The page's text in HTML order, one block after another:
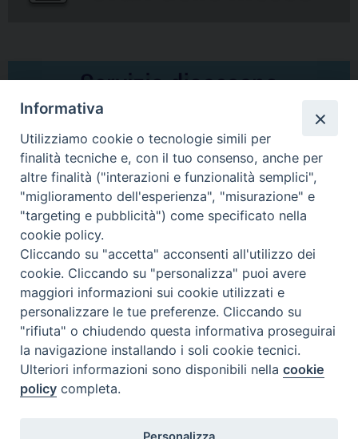
Comunicati Stampa
Il cordoglio dei Vescovi di Puglia per la morte di S.E.R. Mons. Agostino
Superbo
Nasce la Consulta Diocesana delle Aggregazioni Laicali di Castellaneta
Archivio comunicati stampa
2026 © Diocesi di Castellaneta
Informativa
Utilizziamo cookie o tecnologie simili per
finalità tecniche e, con il tuo consenso, anche per
altre finalità ("interazioni e funzionalità semplici",
"miglioramento dell'esperienza", "misurazione" e
"targeting e pubblicità") come specificato nella
cookie policy.
Cliccando su "accetta" acconsenti all'utilizzo dei
cookie. Cliccando su "personalizza" puoi avere
maggiori informazioni sui cookie utilizzati e
personalizzare le tue preferenze. Cliccando su
"rifiuta" o chiudendo questa informativa proseguirai
la navigazione installando i soli cookie tecnici.
Ulteriori informazioni sono disponibili nellacookie
policy completa.